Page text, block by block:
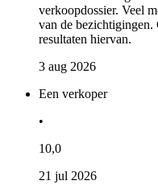
verkoopdossier. Veel
van de bezichtigingen.
resultaten hiervan.
3 aug 2026
Een verkoper
•
10,0
21 jul 2026